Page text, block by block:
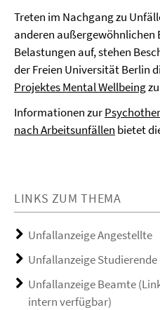
Treten im Nachgang zu
anderen außergewöhnlichen
Belastungen auf, stehen
der Freien Universität Berlin
Projektes Mental Wellbeing
Informationen zur
nach Arbeitsunfällen bietet
LINKS ZUM THEMA
Unfallanzeige Angestellte
Unfallanzeige Studierende
Unfallanzeige Beamte
intern verfügbar)